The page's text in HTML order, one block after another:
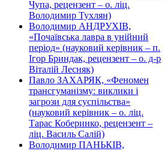
Чупа, рецензент – о. ліц.
Володимир Тухлян)
Володимир АНДРУХІВ,
«Почаївська лавра в унійний
період» (науковий керівник – п.
Ігор Бриндак, рецензент – о. д-р
Віталій Лесняк)
Павло ЗАХАРЯК, «Феномен
трансгуманізму: виклики і
загрози для суспільства»
(науковий керівник – о. ліц.
Тарас Коберинко, рецензент –
ліц. Василь Салій)
Володимир ПАНЬКІВ,